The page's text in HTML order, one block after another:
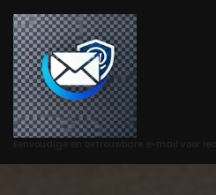
Skip
to
Content